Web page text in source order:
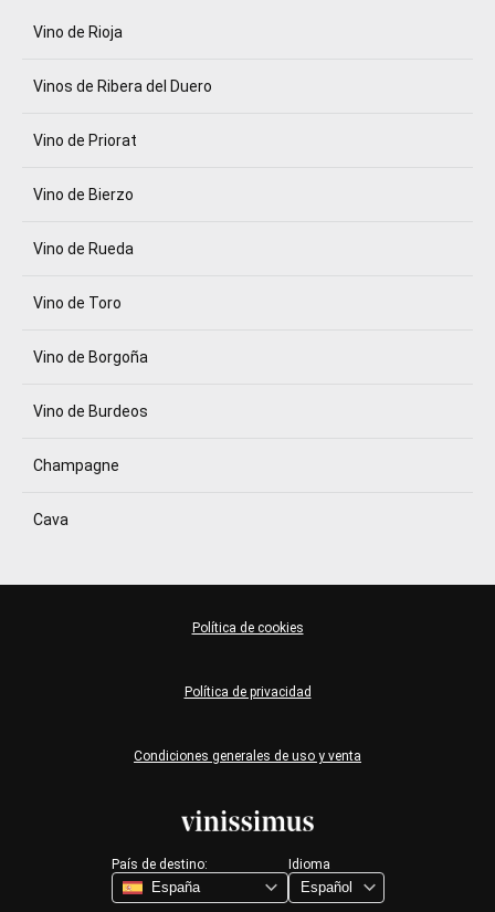
Vino de Rioja
Vinos de Ribera del Duero
Vino de Priorat
Vino de Bierzo
Vino de Rueda
Vino de Toro
Vino de Borgoña
Vino de Burdeos
Champagne
Cava
País de destino: Idioma
Condiciones generales de uso y venta
Política de privacidad
Política de cookies